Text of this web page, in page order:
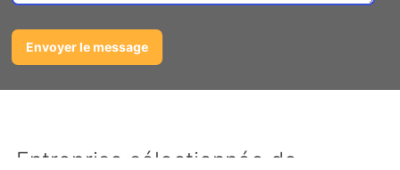
Entreprise sélectionnée de